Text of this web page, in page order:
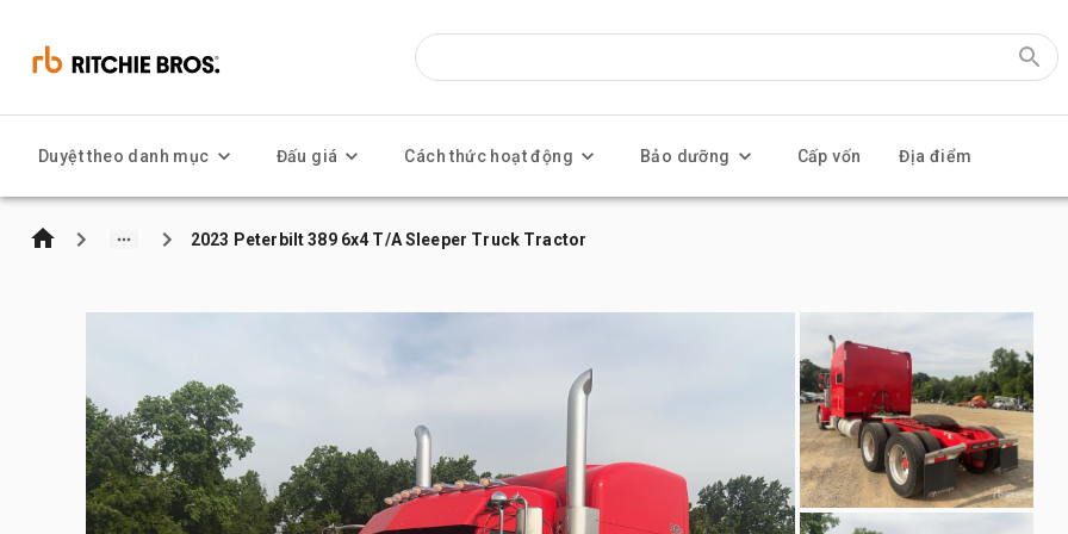
Duyệt theo danh mục Đấu giá Cách thức hoạt động Bảo dưỡng Cấp vốn Địa điểm
2023 Peterbilt 389 6x4 T/A Sleeper Truck Tractor